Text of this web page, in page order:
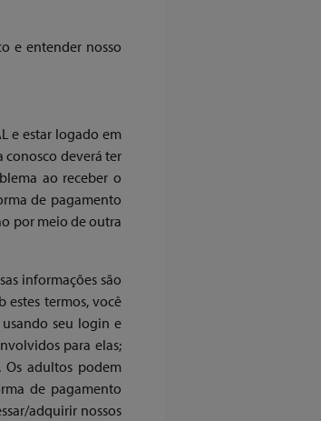
e entender nosso
e estar logado em
conosco deverá ter
ao receber o
de pagamento
por meio de outra
informações são
estes termos, você
seu login e
para elas;
Os adultos podem
de pagamento
adquirir nossos